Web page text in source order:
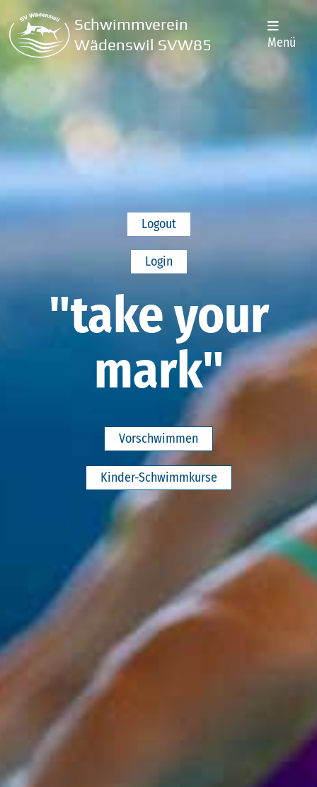
Schwimmverein
Wädenswil SVW85
Menü
Logout
Login
"take your
mark"
Vorschwimmen
Kinder-Schwimmkurse